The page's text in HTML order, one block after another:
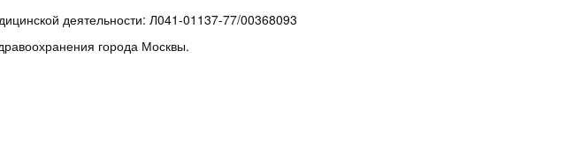
деятельности: Л041-01137-77/00368093
города Москвы.